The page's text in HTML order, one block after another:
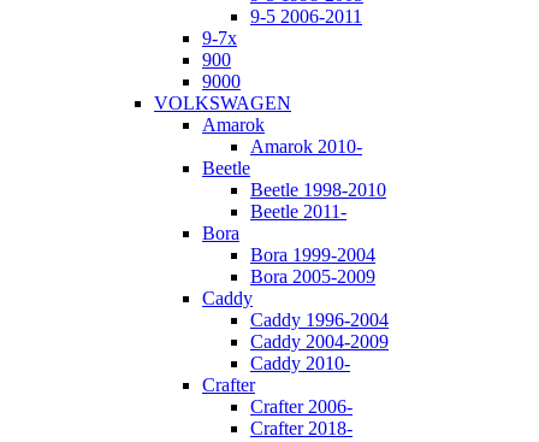
9-5 2006-2011
9-7x
900
9000
VOLKSWAGEN
Amarok
Amarok 2010-
Beetle
Beetle 1998-2010
Beetle 2011-
Bora
Bora 1999-2004
Bora 2005-2009
Caddy
Caddy 1996-2004
Caddy 2004-2009
Caddy 2010-
Crafter
Crafter 2006-
Crafter 2018-